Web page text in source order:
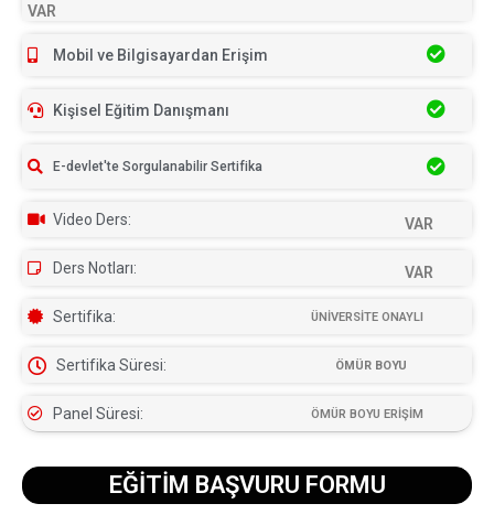
VAR
Mobil ve Bilgisayardan Erişim
Kişisel Eğitim Danışmanı
E-devlet'te Sorgulanabilir Sertifika
Video Ders: VAR
Ders Notları: VAR
Sertifika: ÜNİVERSİTE ONAYLI
Sertifika Süresi: ÖMÜR BOYU
Panel Süresi: ÖMÜR BOYU ERİŞİM
EĞİTİM BAŞVURU FORMU​